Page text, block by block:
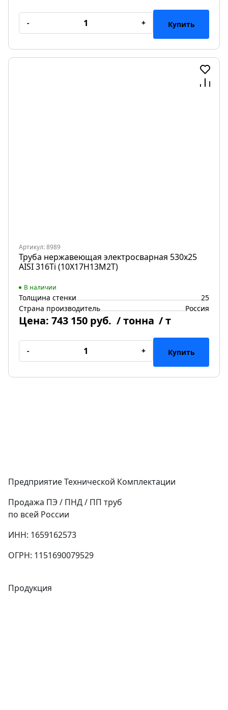
- + Купить
Артикул: 8989
Труба нержавеющая электросварная 530х25
AISI 316Ti (10Х17Н13М2Т)
В наличии
Толщина стенки
25
Страна производитель
Россия
Цена: 743 150 руб. / тонна / т
- + Купить
Предприятие Технической Комплектации
Продажа ПЭ / ПНД / ПП труб
по всей России
ИНН: 1659162573
ОГРН: 1151690079529
Продукция